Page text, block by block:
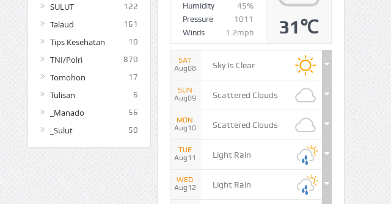
SULUT 122
Talaud 161
Tips Kesehatan 10
TNI/Polri 870
Tomohon 17
Tulisan 6
_Manado 56
_Sulut 50
Humidity
45%
Pressure
1011
Winds
1.2mph 31℃
SAT
Aug08
Sky Is Clear
SUN
Aug09
Scattered Clouds
MON
Aug10
Scattered Clouds
TUE
Aug11
Light Rain
WED
Aug12
Light Rain